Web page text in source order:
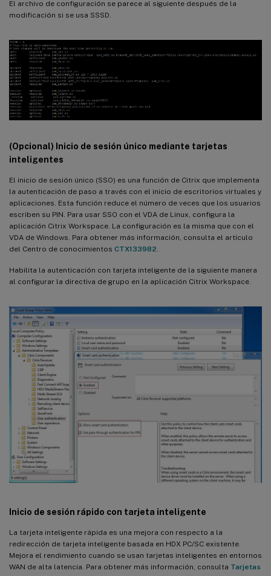
El archivo de configuración se parece al siguiente después de la
modificación si se usa SSSD.
(Opcional) Inicio de sesión único mediante tarjetas
inteligentes
El inicio de sesión único (SSO) es una función de Citrix que implementa
la autenticación de paso a través con el inicio de escritorios virtuales y
aplicaciones. Esta función reduce el número de veces que los usuarios
escriben su PIN. Para usar SSO con el VDA de Linux, configura la
aplicación Citrix Workspace. La configuración es la misma que con el
VDA de Windows. Para obtener más información, consulta el artículo
del Centro de conocimientos CTX133982
Habilita la autenticación con tarjeta inteligente de la siguiente manera
al configurar la directiva de grupo en la aplicación Citrix Workspace.
Inicio de sesión rápido con tarjeta inteligente
La tarjeta inteligente rápida es una mejora con respecto a la
redirección de tarjeta inteligente basada en HDX PC/SC existente.
Mejora el rendimiento cuando se usan tarjetas inteligentes en entornos
WAN de alta latencia. Para obtener más información, consulta Tarjetas